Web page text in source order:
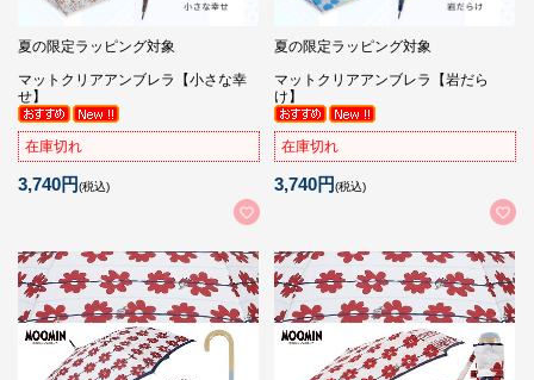
夏の限定ラッピング対象
マットクリアアンブレラ【小さな幸
せ】
在庫切れ
3,740円(税込)
夏の限定ラッピング対象
マットクリアアンブレラ【岩だら
け】
在庫切れ
3,740円(税込)